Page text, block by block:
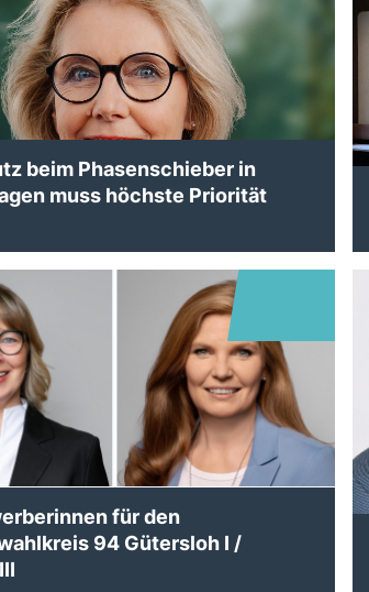
beim Phasenschieber in
muss höchste Priorität
für den
94 Gütersloh I /